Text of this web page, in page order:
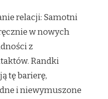
relacji: Samotni
w nowych
z
Randki
tę barierę,
i niewymuszone